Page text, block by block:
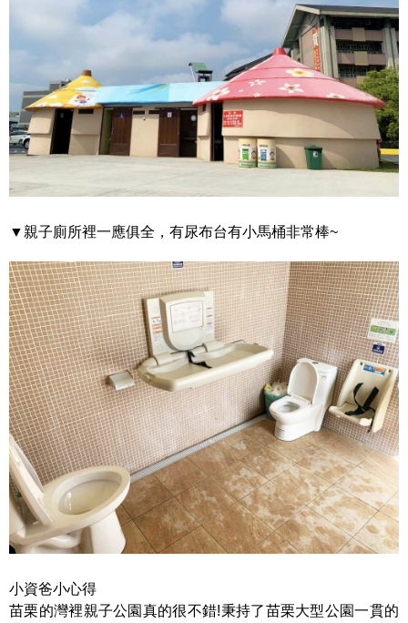
▼親子廁所裡一應俱全，有尿布台有小馬桶非常棒~
小資爸小心得
苗栗的灣裡親子公園真的很不錯!秉持了苗栗大型公園一貫的